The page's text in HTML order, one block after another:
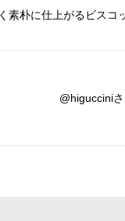
素朴に仕上がるビスコ
@higuccini